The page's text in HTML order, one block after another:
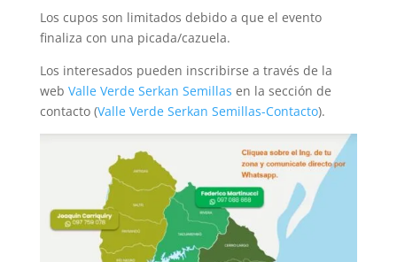
Los cupos son limitados debido a que el evento
finaliza con una picada/cazuela.
Los interesados pueden inscribirse a través de la
web Valle Verde Serkan Semillas en la sección de
contacto (Valle Verde Serkan Semillas-Contacto).